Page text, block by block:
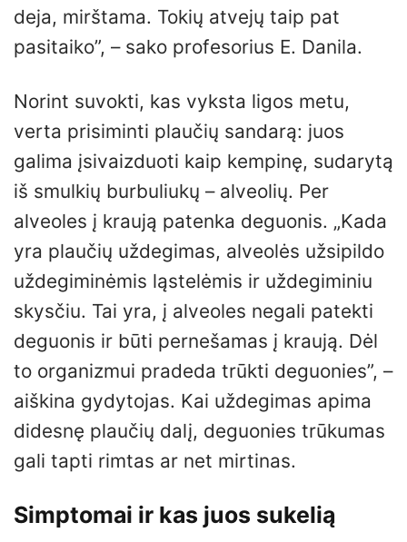
deja, mirštama. Tokių atvejų taip pat
pasitaiko”, – sako profesorius E. Danila.
Norint suvokti, kas vyksta ligos metu,
verta prisiminti plaučių sandarą: juos
galima įsivaizduoti kaip kempinę, sudarytą
iš smulkių burbuliukų – alveolių. Per
alveoles į kraują patenka deguonis. „Kada
yra plaučių uždegimas, alveolės užsipildo
uždegiminėmis ląstelėmis ir uždegiminiu
skysčiu. Tai yra, į alveoles negali patekti
deguonis ir būti pernešamas į kraują. Dėl
to organizmui pradeda trūkti deguonies”, –
aiškina gydytojas. Kai uždegimas apima
didesnę plaučių dalį, deguonies trūkumas
gali tapti rimtas ar net mirtinas.
Simptomai ir kas juos sukelią